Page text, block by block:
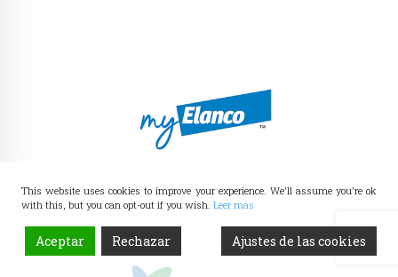
This website uses cookies to improve your experience. We'll assume you're ok
with this, but you can opt-out if you wish. Leer más
Aceptar Rechazar Ajustes de las cookies